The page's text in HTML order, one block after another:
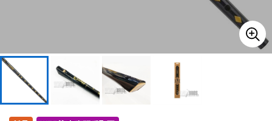
エフェクター
DTM オンライン納品 レコーディング機器